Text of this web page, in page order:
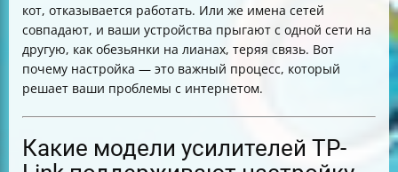
кот, отказывается работать. Или же имена сетей
совпадают, и ваши устройства прыгают с одной сети на
другую, как обезьянки на лианах, теряя связь. Вот
почему настройка — это важный процесс, который
решает ваши проблемы с интернетом.
Какие модели усилителей TP-